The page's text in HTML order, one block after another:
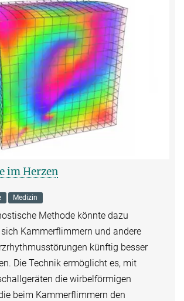
im Herzen
Medizin
Methode könnte dazu
Kammerflimmern und andere
künftig besser
Die Technik ermöglicht es, mit
die wirbelförmigen
beim Kammerflimmern den